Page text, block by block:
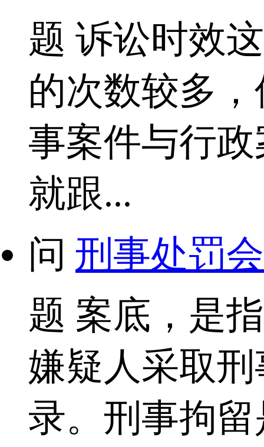
题 诉讼时效
的次数较多
事案件与行
就跟...
问 刑事处罚
题 案底，是
嫌疑人采取
录。刑事拘